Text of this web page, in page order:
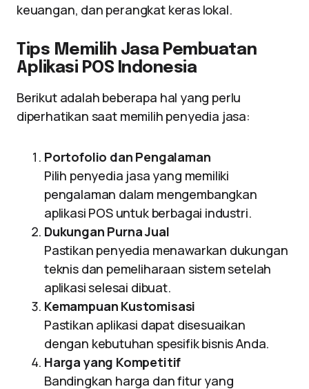
keuangan, dan perangkat keras lokal.
Tips Memilih Jasa Pembuatan
Aplikasi POS Indonesia
Berikut adalah beberapa hal yang perlu
diperhatikan saat memilih penyedia jasa:
Portofolio dan Pengalaman
Pilih penyedia jasa yang memiliki
pengalaman dalam mengembangkan
aplikasi POS untuk berbagai industri.
Dukungan Purna Jual
Pastikan penyedia menawarkan dukungan
teknis dan pemeliharaan sistem setelah
aplikasi selesai dibuat.
Kemampuan Kustomisasi
Pastikan aplikasi dapat disesuaikan
dengan kebutuhan spesifik bisnis Anda.
Harga yang Kompetitif
Bandingkan harga dan fitur yang